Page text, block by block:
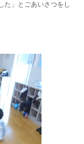
た」とごあいさつをし